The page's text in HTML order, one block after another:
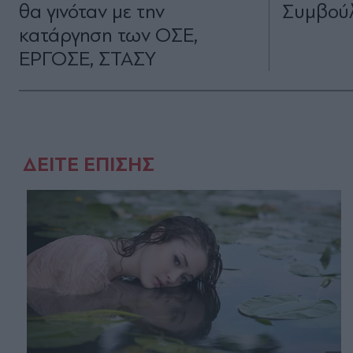
θα γινόταν με την
κατάργηση των ΟΣΕ,
ΕΡΓΟΣΕ, ΣΤΑΣΥ